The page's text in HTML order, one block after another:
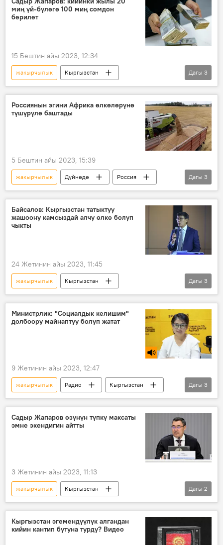
миң үй-бүлөгө 100 миң сомдон
берилет
15 Бештин айы 2023, 12:34
жакырчылык
Кыргызстан
Садыр Жапаров
социалдык келишим
долбоор
Дагы 3
Россиянын эгини Африка өлкөлөрүнө
түшүрүлө баштады
5 Бештин айы 2023, 15:39
жакырчылык Дүйнөдө
Россия
Африка
эгин азык-түлүк
Дагы 3
Байсалов: Кыргызстан татыктуу
жашоону камсыздай алчу өлкө болуп
чыкты
24 Жетинин айы 2023, 11:45
жакырчылык
Кыргызстан
Эдил Байсалов
жашоо
камсыздоо
Дагы 3
Министрлик: "Социалдык келишим"
долбоору майнаптуу болуп жатат
9 Жетинин айы 2023, 12:47
жакырчылык Радио
Кыргызстан
эмгек
ишкерлик
Нургүл Исмаилова
Дагы 3
Садыр Жапаров өзүнүн түпкү максаты
эмне экендигин айтты
3 Жетинин айы 2023, 11:13
жакырчылык
Кыргызстан
Садыр Жапаров
форум
Дагы 2
Кыргызстан эгемендүүлүк алгандан
кийин кантип бутуна турду? Видео